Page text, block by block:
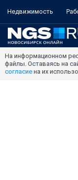
Недвижимость
На информационном
файлы. Оставаясь на
согласие на их